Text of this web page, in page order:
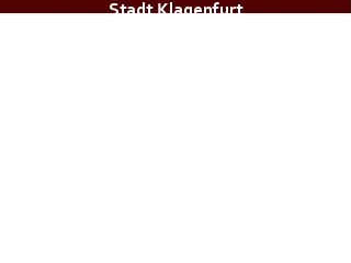
Stadt Klagenfurt